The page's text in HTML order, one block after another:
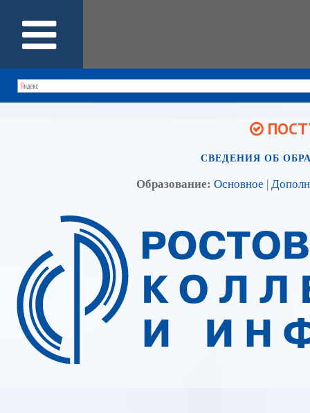
СВЕДЕНИЯ ОБ
Образование: Основное |